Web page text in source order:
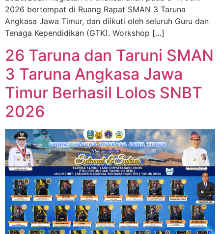
2026 bertempat di Ruang Rapat SMAN 3 Taruna
Angkasa Jawa Timur, dan diikuti oleh seluruh Guru dan
Tenaga Kependidikan (GTK). Workshop […]
26 Taruna dan Taruni SMAN
3 Taruna Angkasa Jawa
Timur Berhasil Lolos SNBT
2026